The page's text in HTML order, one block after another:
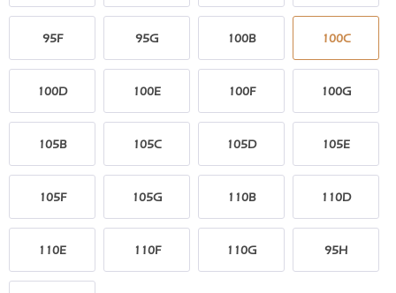
95F 95G 100B 100C
100D 100E 100F 100G
105B 105C 105D 105E
105F 105G 110B 110D
110E 110F 110G 95H